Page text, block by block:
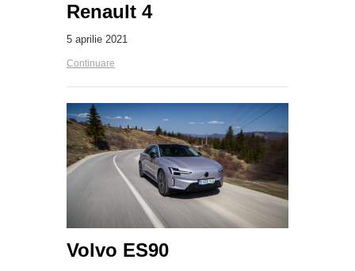
Renault 4
5 aprilie 2021
Continuare
Volvo ES90